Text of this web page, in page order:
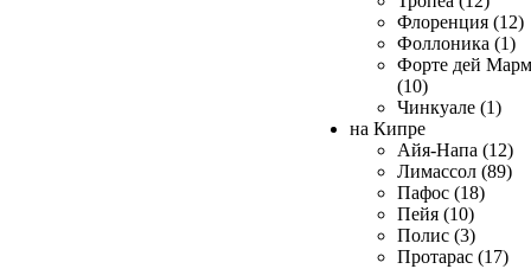
Флоренция (12)
Фоллоника (1)
Форте дей
(10)
Чинкуале (1)
на Кипре
Айя-Напа (12)
Лимассол (89)
Пафос (18)
Пейя (10)
Полис (3)
Протарас (17)